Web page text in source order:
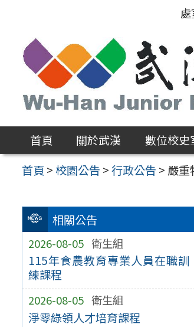
區
首頁 關於武漢 數位校史
首頁 >校園公告 >行政公告 > 嚴重
相關公告
2026-08-05 衛生組
115年食農教育專業人員在職訓
練課程
2026-08-05 衛生組
淨零綠領人才培育課程